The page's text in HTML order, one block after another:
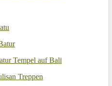
Tempel auf Bali